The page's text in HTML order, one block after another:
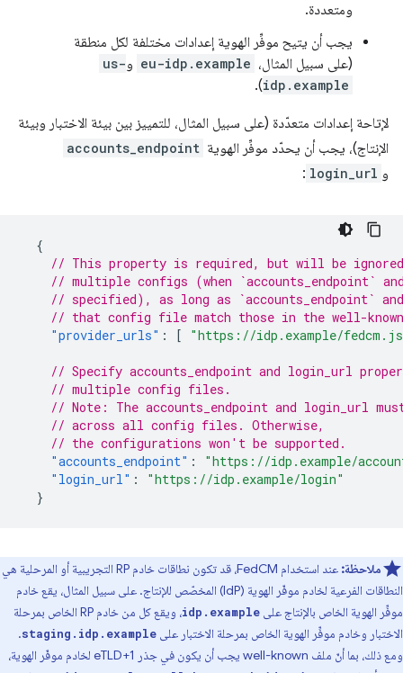
ومتعددة.
يجب أن يتيح موفِّر الهوية إعدادات مختلفة لكل منطقة
(على سبيل المثال، eu-idp.example وus-
idp.example
).
لإتاحة إعدادات متعدّدة (على سبيل المثال، للتمييز بين بيئة الاختبار وبيئة
الإنتاج)، يجب أن يحدّد موفِّر الهوية accounts_endpoint
و login_url
:
{
// This property is required, but will be ignored
// multiple configs (when `accounts_endpoint`
// specified), as long as `accounts_endpoint`
// that config file match those in the well-
"provider_urls" : [ "https://idp.example/
// Specify accounts_endpoint and login_url
// multiple config files.
// Note: The accounts_endpoint and login_url
// across all config files. Otherwise,
// the configurations won't be supported.
"accounts_endpoint" :
"https://idp.example/
"login_url" :
"https://idp.example/login"
}
ملاحظة:
عند استخدام FedCM، قد تكون نطاقات خادم RP التجريبية أو المرحلية هي
النطاقات الفرعية لخادم موفّر الهوية (IdP) المخصّص للإنتاج. على سبيل المثال، يقع خادم
موفِّر الهوية الخاص بالإنتاج على idp.example
، ويقع كل من خادم RP الخاص بمرحلة
الاختبار وخادم موفِّر الهوية الخاص بمرحلة الاختبار على staging.idp.example
.
ومع ذلك، بما أنّ ملف well-known يجب أن يكون في جذر eTLD+1 لخادم موفّر الهوية،